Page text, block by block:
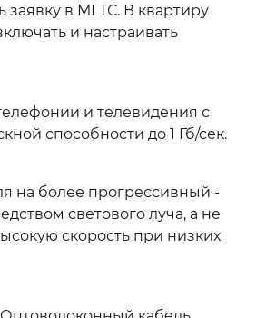
заявку в МГТС. В квартиру
и настраивать
и телевидения с
способности до 1 Гб/сек.
на более прогрессивный -
светового луча, а не
скорость при низких